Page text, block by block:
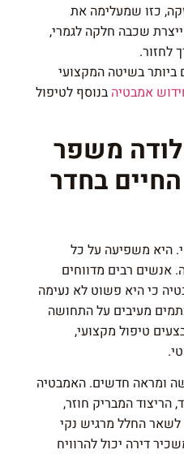
כזו שמעלימה את
שכבה חלקה לגמרי,
לחזור.
ביותר בשיטה המקצועי
אמבטיהבנוסף לטיפול
משפר
בחדר
היא משפיעה על כל
אנשים רבים מדווחים
כי היא פשוט לא נעימה
מעיבים על התחושה
טיפול מקצועי,
ומראה חדשים. האמבטיה
הריצוד המבריק חוזר,
לשאר החלל מרגיש נקי
דירה יכול להרוויח